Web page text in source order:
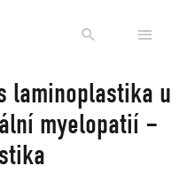
laminoplastika u
myelopatií –